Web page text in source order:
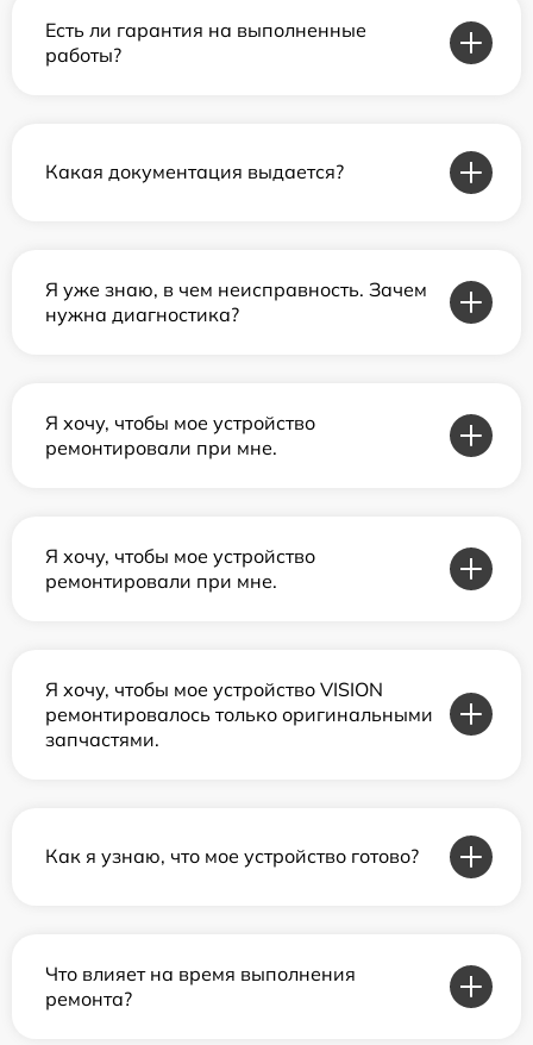
Есть ли гарантия на выполненные
работы?
Какая документация выдается?
Я уже знаю, в чем неисправность. Зачем
нужна диагностика?
Я хочу, чтобы мое устройство
ремонтировали при мне.
Я хочу, чтобы мое устройство
ремонтировали при мне.
Я хочу, чтобы мое устройство VISION
ремонтировалось только оригинальными
запчастями.
Как я узнаю, что мое устройство готово?
Что влияет на время выполнения
ремонта?